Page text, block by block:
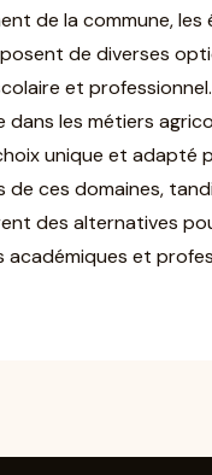
de la commune, les
de diverses
et
dans les métiers
unique et adapté
de ces domaines,
des alternatives
académiques et